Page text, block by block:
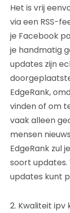
Het is vrij
via een RSS-
je Facebook
je handmatig
updates zijn
EdgeRank,
vinden of om
vaak alleen
mensen
EdgeRank zul
soort
updates kunt
2. Kwaliteit ipv